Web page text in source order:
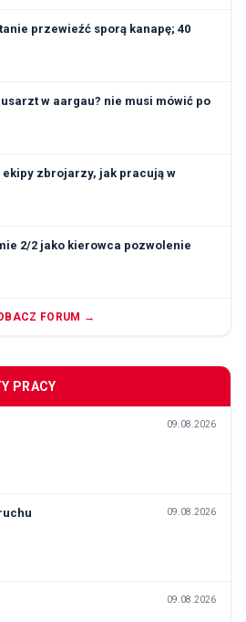
przewieźć sporą kanapę; 40
w aargau? nie musi mówić po
ekipy zbrojarzy, jak pracują w
2/2 jako kierowca pozwolenie
FORUM →
PRACY
09.08.2026
09.08.2026
09.08.2026